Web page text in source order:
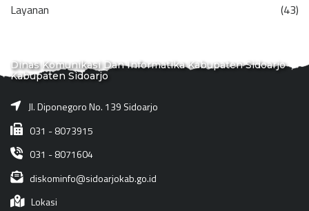
Layanan (43)
Dinas Komunikasi Dan Informatika Kabupaten Sidoarjo
Kabupaten Sidoarjo
Jl. Diponegoro No. 139 Sidoarjo
031 - 8073915
031 - 8071604
diskominfo@sidoarjokab.go.id
Lokasi